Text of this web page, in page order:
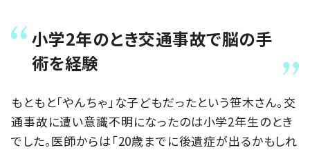
小学2年のとき交通事故で脳の手
術を経験
もともと「やんちゃ」な子どもだったという笹木さん。交
通事故に遭い意識不明になったのは小学2年生のとき
でした。医師からは「20歳までに後遺症が出るかもしれ